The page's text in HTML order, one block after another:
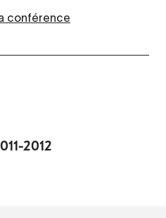
conférence
2012